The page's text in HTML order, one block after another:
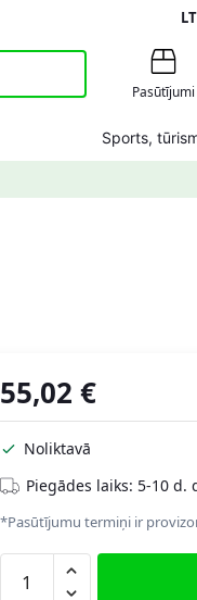
LT
Pasūtījumi
Sports,
55,02 €
Noliktavā
Piegādes laiks: 5-10 d.
*Pasūtījumu termiņi ir
kafijas